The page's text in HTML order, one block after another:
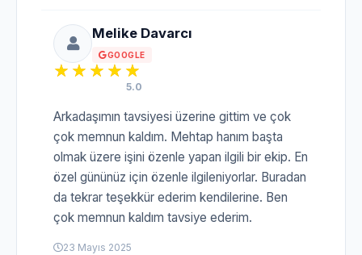
Melike Davarcı
GOOGLE
5.0
Arkadaşımın tavsiyesi üzerine gittim ve çok
çok memnun kaldım. Mehtap hanım başta
olmak üzere işini özenle yapan ilgili bir ekip. En
özel gününüz için özenle ilgileniyorlar. Buradan
da tekrar teşekkür ederim kendilerine. Ben
çok memnun kaldım tavsiye ederim.
23 Mayıs 2025